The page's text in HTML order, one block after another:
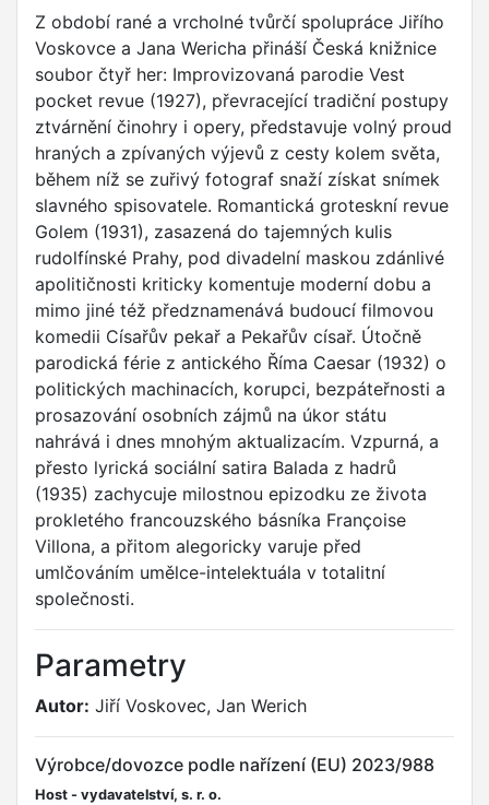
Z období rané a vrcholné tvůrčí spolupráce Jiřího
Voskovce a Jana Wericha přináší Česká knižnice
soubor čtyř her: Improvizovaná parodie Vest
pocket revue (1927), převracející tradiční postupy
ztvárnění činohry i opery, představuje volný proud
hraných a zpívaných výjevů z cesty kolem světa,
během níž se zuřivý fotograf snaží získat snímek
slavného spisovatele. Romantická groteskní revue
Golem (1931), zasazená do tajemných kulis
rudolfínské Prahy, pod divadelní maskou zdánlivé
apolitičnosti kriticky komentuje moderní dobu a
mimo jiné též předznamenává budoucí filmovou
komedii Císařův pekař a Pekařův císař. Útočně
parodická férie z antického Říma Caesar (1932) o
politických machinacích, korupci, bezpáteřnosti a
prosazování osobních zájmů na úkor státu
nahrává i dnes mnohým aktualizacím. Vzpurná, a
přesto lyrická sociální satira Balada z hadrů
(1935) zachycuje milostnou epizodku ze života
prokletého francouzského básníka Françoise
Villona, a přitom alegoricky varuje před
umlčováním umělce-intelektuála v totalitní
společnosti.
Parametry
Autor: Jiří Voskovec, Jan Werich
Výrobce/dovozce podle nařízení (EU) 2023/988
Host - vydavatelství, s. r. o.